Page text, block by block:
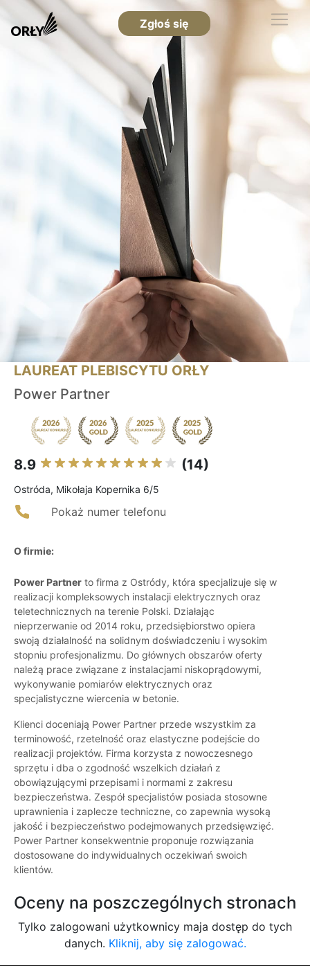
Zgłoś się
LAUREAT PLEBISCYTU ORŁY
Power Partner
8.9 (14)
Ostróda, Mikołaja Kopernika 6/5
Pokaż numer telefonu
O firmie:
Power Partner to firma z Ostródy, która specjalizuje się w
realizacji kompleksowych instalacji elektrycznych oraz
teletechnicznych na terenie Polski. Działając
nieprzerwanie od 2014 roku, przedsiębiorstwo opiera
swoją działalność na solidnym doświadczeniu i wysokim
stopniu profesjonalizmu. Do głównych obszarów oferty
należą prace związane z instalacjami niskoprądowymi,
wykonywanie pomiarów elektrycznych oraz
specjalistyczne wiercenia w betonie.
Klienci doceniają Power Partner przede wszystkim za
terminowość, rzetelność oraz elastyczne podejście do
realizacji projektów. Firma korzysta z nowoczesnego
sprzętu i dba o zgodność wszelkich działań z
obowiązującymi przepisami i normami z zakresu
bezpieczeństwa. Zespół specjalistów posiada stosowne
uprawnienia i zaplecze techniczne, co zapewnia wysoką
jakość i bezpieczeństwo podejmowanych przedsięwzięć.
Power Partner konsekwentnie proponuje rozwiązania
dostosowane do indywidualnych oczekiwań swoich
klientów.
Oceny na poszczególnych stronach
Tylko zalogowani użytkownicy maja dostęp do tych
danych. Kliknij, aby się zalogować.